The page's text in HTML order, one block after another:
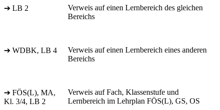
➔ LB 2
Verweis auf einen Lernbereich des gleichen
Bereichs
➔ WDBK, LB 4
Verweis auf einen Lernbereich eines anderen
Bereichs
➔ FÖS(L), MA,
Kl. 3/4, LB 2
Verweis auf Fach, Klassenstufe und
Lernbereich im Lehrplan FÖS(L), GS, OS